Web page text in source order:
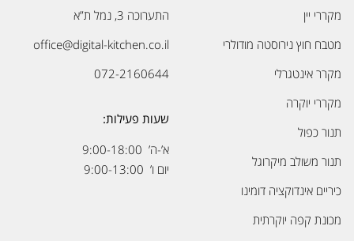
מקררי יין
מטבח חוץ נירוסטה מודולרי
מקרר אינטגרלי
מקררי יוקרה
תנור כפול
תנור משולב מיקרוגל
כיריים אינדוקציה דומינו
מכונת קפה יוקרתית
התערוכה 3, נמל ת”א
office@digital-kitchen.co.il
072-2160644
שעות פעילות:
א’-ה’ 9:00-18:00
יום ו’ 9:00-13:00